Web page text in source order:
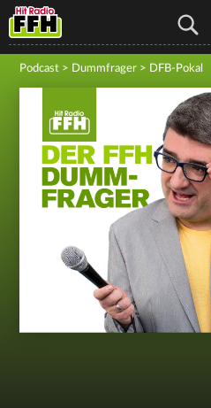
Podcast > Dummfrager > DFB-Pokal